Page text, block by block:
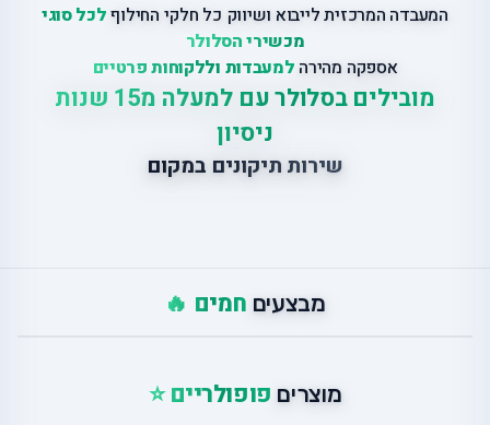
המעבדה המרכזית לייבוא ושיווק כל חלקי החילוףלכל סוגי
מכשירי הסלולר
אספקה מהירה למעבדות וללקוחות פרטיים
מובילים בסלולר עם למעלה מ15 שנות
ניסיון
שירות תיקונים במקום
מבצעים חמים 🔥
מוצרים פופולריים ⭐